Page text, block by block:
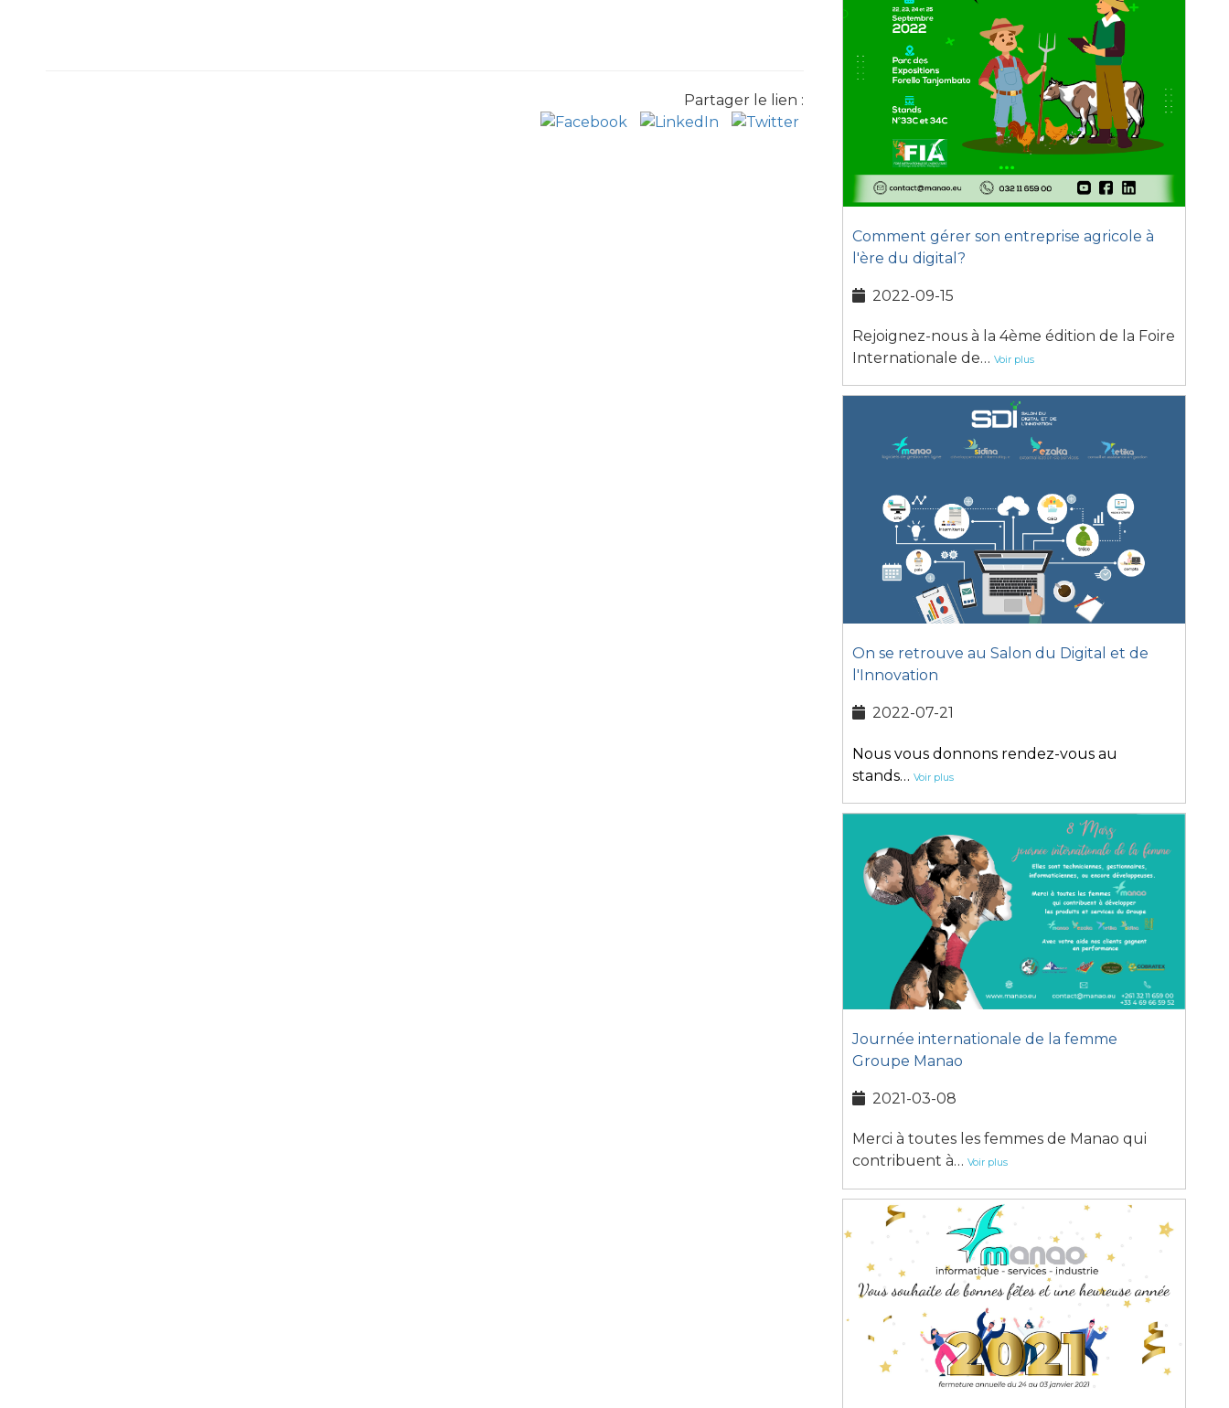
Partager le lien :
Comment gérer son entreprise agricole à
l'ère du digital?
2022-09-15
Rejoignez-nous à la 4ème édition de la Foire
Internationale de…Voir plus
On se retrouve au Salon du Digital et de
l'Innovation
2022-07-21
Nous vous donnons rendez-vous au
stands…Voir plus
Journée internationale de la femme
Groupe Manao
2021-03-08
Merci à toutes les femmes de Manao qui
contribuent à…Voir plus